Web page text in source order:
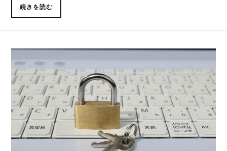
続きを読む